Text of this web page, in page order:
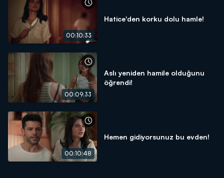
00:10:33
Hatice'den korku dolu hamle!
00:09:33
Aslı yeniden hamile olduğunu
öğrendi!
00:10:48
Hemen gidiyorsunuz bu evden!